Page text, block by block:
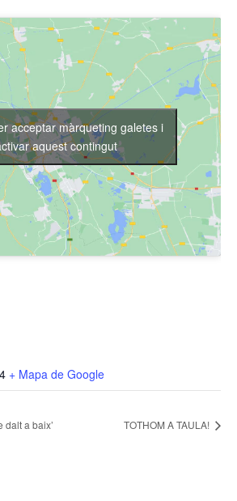
+ Mapa de Google
acceptar màrqueting galetes i
aquest contingut
dalt a baix’ TOTHOM A TAULA!